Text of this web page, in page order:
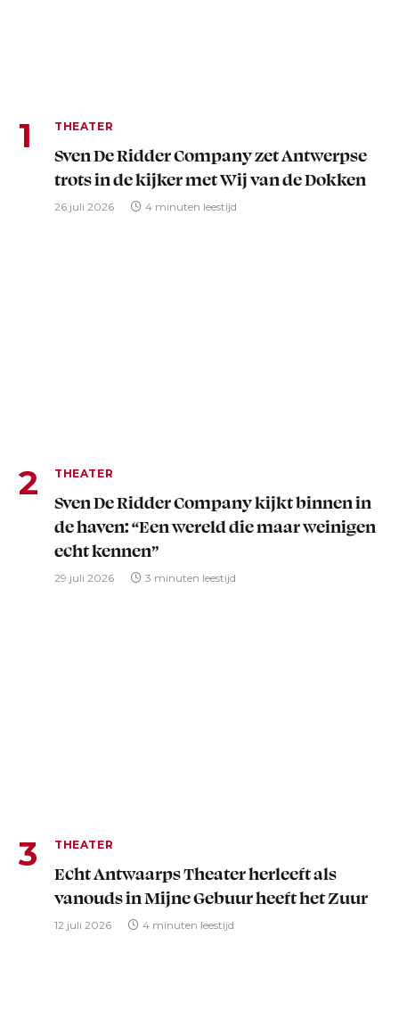
THEATER
Sven De Ridder Company zet Antwerpse
trots in de kijker met Wij van de Dokken
26 juli 2026 4 minuten leestijd
THEATER
Sven De Ridder Company kijkt binnen in
de haven: “Een wereld die maar weinigen
echt kennen”
29 juli 2026 3 minuten leestijd
THEATER
Echt Antwaarps Theater herleeft als
vanouds in Mijne Gebuur heeft het Zuur
12 juli 2026 4 minuten leestijd